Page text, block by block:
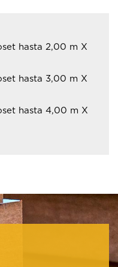
hasta 2,00 m X
hasta 3,00 m X
hasta 4,00 m X